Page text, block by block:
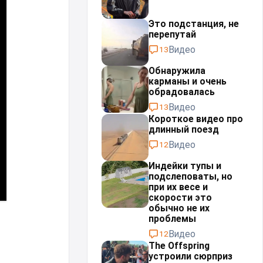
Это подстанция, не
перепутай⁠⁠
13Видео
Обнаружила
карманы и очень
обрадовалась
13Видео
Короткое видео про
длинный поезд
12Видео
Индейки тупы и
подслеповаты, но
при их весе и
скорости это
обычно не их
проблемы⁠⁠
12Видео
The Offspring
устроили сюрприз